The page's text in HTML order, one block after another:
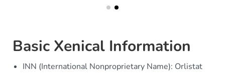
Basic Xenical Information
INN (International Nonproprietary Name): Orlistat